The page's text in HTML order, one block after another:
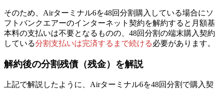
そのため、Airターミナル6を48回分割購入している場合にソ
フトバンクエアーのインターネット契約を解約すると月額基
本料の支払いは不要となるものの、 48回分割の端末購入契約
している分割支払いは完済するまで続ける必要があります。
解約後の分割残債（残金）を解説
上記で解説したように、Airターミナル6を48回分割で購入契